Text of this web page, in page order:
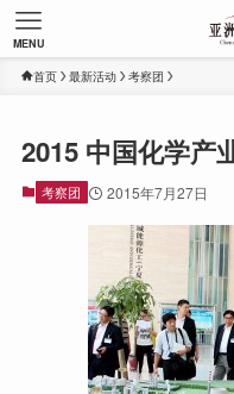
MENU
首页 最新活动 考察团
2015 中国化学产
考察团 2015年7月27日